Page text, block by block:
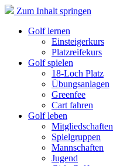
Zum Inhalt springen
Golf lernen
Einsteigerkurs
Platzreifekurs
Golf spielen
18-Loch Platz
Übungsanlagen
Greenfee
Cart fahren
Golf leben
Mitgliedschaften
Spielgruppen
Mannschaften
Jugend